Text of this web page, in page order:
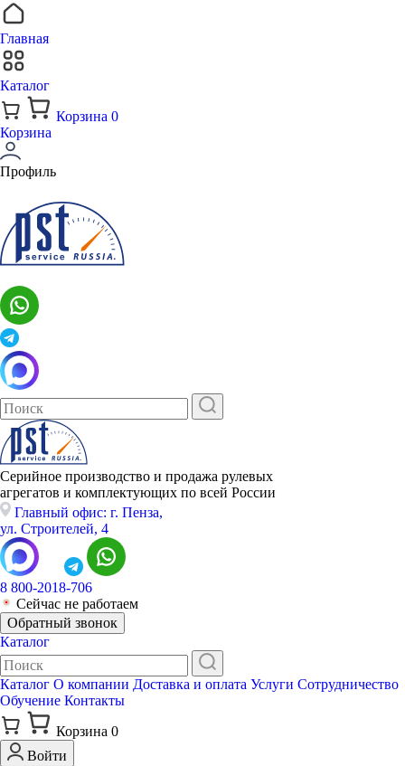
Главная
Каталог
Корзина 0
Корзина
Профиль
Серийное производство и продажа рулевых
агрегатов и комплектующих по всей России
Главный офис: г. Пенза,
ул. Строителей, 4
8 800-2018-706
Сейчас не работаем
Обратный звонок
Каталог
Каталог О компании Доставка и оплата Услуги Сотрудничество
Обучение Контакты
Корзина 0
Войти